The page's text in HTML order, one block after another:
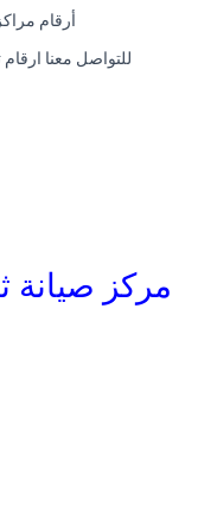
أرقام
للتواصل معنا
مركز صيانة